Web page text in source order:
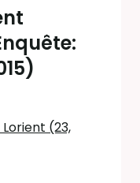
(23,